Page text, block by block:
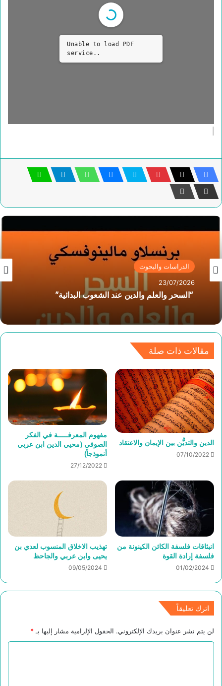
Unable to load PDF
service..
الدراسات والبحوث
23/07/2026
“السحر والعلم والدين عند الشعوب البدائية”
مقالات ذات صلة
الدين والتديُّن بين الإيمان والاعتقاد
07/10/2022
مفهوم المعرفـــــة في الفكر
الصوفي (محيي الدين ابن عربي
أنموذجاً)
27/12/2022
انبثاقات فلسفة الكائن الكينونة من
فلسفة إرادة القوة
01/02/2024
تهذيب الاخلاق المنسوب لعدي بن
يحيى وابن عربي والجاحظ
09/05/2024
اترك تعليقاً
لن يتم نشر عنوان بريدك الإلكتروني. الحقول الإلزامية مشار إليها بـ *